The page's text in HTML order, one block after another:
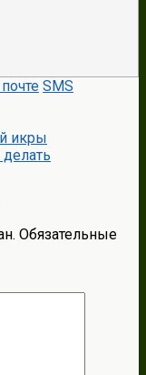
SMS
икры
Обязательные